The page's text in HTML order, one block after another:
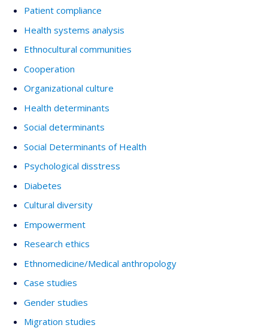
Patient compliance
Health systems analysis
Ethnocultural communities
Cooperation
Organizational culture
Health determinants
Social determinants
Social Determinants of Health
Psychological disstress
Diabetes
Cultural diversity
Empowerment
Research ethics
Ethnomedicine/Medical anthropology
Case studies
Gender studies
Migration studies